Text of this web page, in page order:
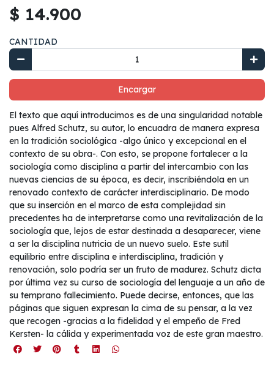
$ 14.900
CANTIDAD
Encargar
El texto que aquí introducimos es de una singularidad notable
pues Alfred Schutz, su autor, lo encuadra de manera expresa
en la tradición sociológica -algo único y excepcional en el
contexto de su obra-. Con esto, se propone fortalecer a la
sociología como disciplina a partir del intercambio con las
nuevas ciencias de su época, es decir, inscribiéndola en un
renovado contexto de carácter interdisciplinario. De modo
que su inserción en el marco de esta complejidad sin
precedentes ha de interpretarse como una revitalización de la
sociología que, lejos de estar destinada a desaparecer, viene
a ser la disciplina nutricia de un nuevo suelo. Este sutil
equilibrio entre disciplina e interdisciplina, tradición y
renovación, solo podría ser un fruto de madurez. Schutz dicta
por última vez su curso de sociología del lenguaje a un año de
su temprano fallecimiento. Puede decirse, entonces, que las
páginas que siguen expresan la cima de su pensar, a la vez
que recogen -gracias a la fidelidad y el empeño de Fred
Kersten- la cálida y experimentada voz de este gran maestro.